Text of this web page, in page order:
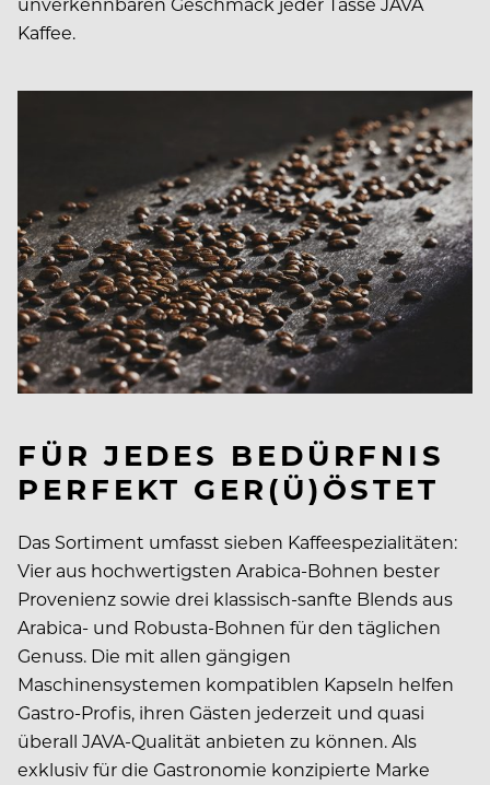
Kaffee.
FÜR JEDES BEDÜRFNIS
PERFEKT GER(Ü)ÖSTET
Das Sortiment umfasst sieben Kaffeespezialitäten:
Vier aus hochwertigsten Arabica-Bohnen bester
Provenienz sowie drei klassisch-sanfte Blends aus
Arabica- und Robusta-Bohnen für den täglichen
Genuss. Die mit allen gängigen
Maschinensystemen kompatiblen Kapseln helfen
Gastro-Profis, ihren Gästen jederzeit und quasi
überall JAVA-Qualität anbieten zu können. Als
exklusiv für die Gastronomie konzipierte Marke